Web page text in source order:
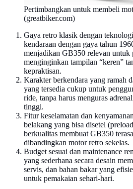
Pertimbangkan untuk membeli
(greatbiker.com)
Gaya retro klasik dengan
kendaraan dengan gaya tahun
menjadikan GB350 relevan untuk
menginginkan tampilan “keren”
kepraktisan.
Karakter berkendara yang ramah
yang tersedia cukup untuk
ride, tanpa harus menguras
tinggi.
Fitur keselamatan dan
belakang yang bisa disetel
berkualitas membuat GB350
dibandingkan motor retro sekelas.
Budget sesuai dan maintenance
yang sederhana secara desain
servis, dan bahan bakar yang
untuk pemakaian sehari-hari.